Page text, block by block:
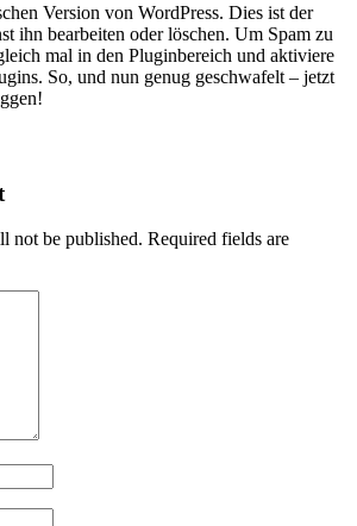
Version von WordPress. Dies ist der
ihn bearbeiten oder löschen. Um Spam zu
mal in den Pluginbereich und aktiviere
So, und nun genug geschwafelt – jetzt
not be published. Required fields are